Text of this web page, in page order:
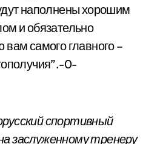
наполнены хорошим
и обязательно
самого главного –
0-
спортивный
заслуженному тренеру